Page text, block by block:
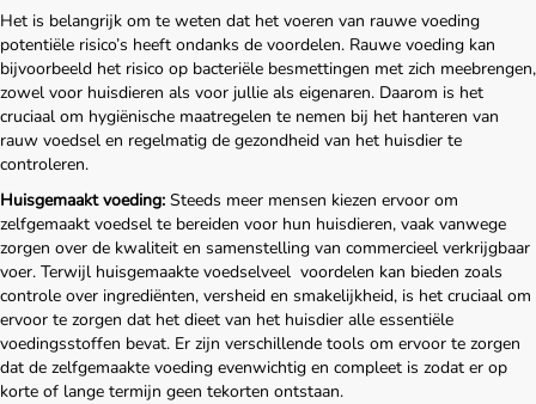
Blog
Contact
Maak een afspraak
Het is belangrijk om te weten dat het voeren van rauwe voeding
potentiële risico’s heeft ondanks de voordelen. Rauwe voeding kan
bijvoorbeeld het risico op bacteriële besmettingen met zich meebrengen,
zowel voor huisdieren als voor jullie als eigenaren. Daarom is het
cruciaal om hygiënische maatregelen te nemen bij het hanteren van
rauw voedsel en regelmatig de gezondheid van het huisdier te
controleren.
Huisgemaakt voeding: Steeds meer mensen kiezen ervoor om
zelfgemaakt voedsel te bereiden voor hun huisdieren, vaak vanwege
zorgen over de kwaliteit en samenstelling van commercieel verkrijgbaar
voer. Terwijl huisgemaakte voedselveel voordelen kan bieden zoals
controle over ingrediënten, versheid en smakelijkheid, is het cruciaal om
ervoor te zorgen dat het dieet van het huisdier alle essentiële
voedingsstoffen bevat. Er zijn verschillende tools om ervoor te zorgen
dat de zelfgemaakte voeding evenwichtig en compleet is zodat er op
korte of lange termijn geen tekorten ontstaan.